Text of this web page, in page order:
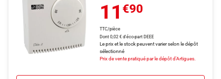
11 €90
TTC/pièce
Dont 0,02 € d'éco-part DEEE
Le prix et le stock peuvent varier selon le dépôt
sélectionné
Prix de vente pratiqué par le dépôt d'Artigues.